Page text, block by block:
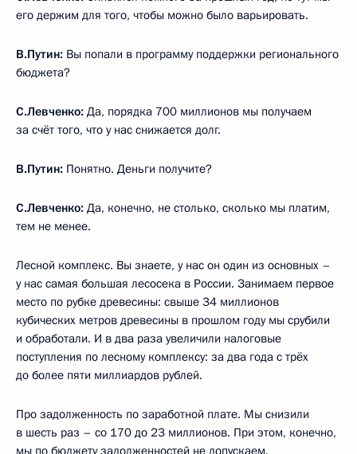
его держим для того, чтобы можно было варьировать.
В.Путин: Вы попали в программу поддержки регионального
бюджета?
С.Левченко: Да, порядка 700 миллионов мы получаем
за счёт того, что у нас снижается долг.
В.Путин: Понятно. Деньги получите?
С.Левченко: Да, конечно, не столько, сколько мы платим,
тем не менее.
Лесной комплекс. Вы знаете, у нас он один из основных –
у нас самая большая лесосека в России. Занимаем первое
место по рубке древесины: свыше 34 миллионов
кубических метров древесины в прошлом году мы срубили
и обработали. И в два раза увеличили налоговые
поступления по лесному комплексу: за два года с трёх
до более пяти миллиардов рублей.
Про задолженность по заработной плате. Мы снизили
в шесть раз – со 170 до 23 миллионов. При этом, конечно,
мы по бюджету задолженностей не допускаем.